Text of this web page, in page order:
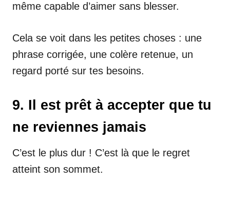
même capable d’aimer sans blesser.
Cela se voit dans les petites choses : une
phrase corrigée, une colère retenue, un
regard porté sur tes besoins.
9. Il est prêt à accepter que tu
ne reviennes jamais
C’est le plus dur ! C’est là que le regret
atteint son sommet.